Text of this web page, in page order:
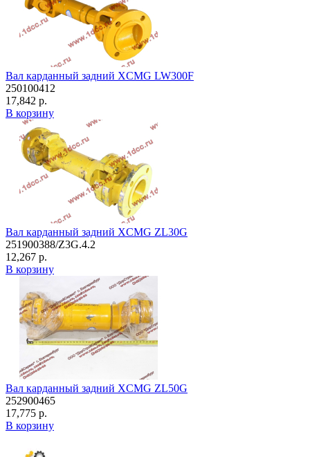
Вал карданный задний XCMG LW300F
250100412
17,842 р.
В корзину
Вал карданный задний XCMG ZL30G
251900388/Z3G.4.2
12,267 р.
В корзину
Вал карданный задний XCMG ZL50G
252900465
17,775 р.
В корзину